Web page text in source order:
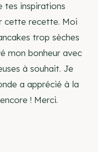
tes inspirations
cette recette. Moi
trop sèches
mon bonheur avec
à souhait. Je
a apprécié à la
! Merci.